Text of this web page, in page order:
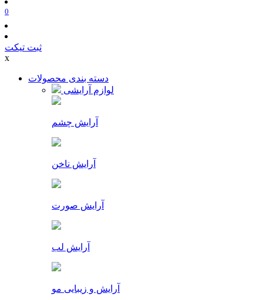
0
ثبت تیکت
x
دسته بندی محصولات
لوازم آرایشی
آرایش چشم
آرایش ناخن
آرایش صورت
آرایش لب
آرایش و زیبایی مو